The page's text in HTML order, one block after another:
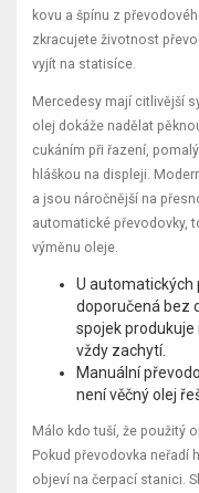
kovu a špínu z
zkracujete životnost
vyjít na statisíce.
Mercedesy mají citlivější
olej dokáže nadělat
cukáním při řazení,
hláškou na displeji.
a jsou náročnější na
automatické převodovky,
výměnu oleje.
U automatických
doporučená bez
spojek
vždy zachytí.
Manuální
není věčný olej
Málo kdo tuší, že použitý
Pokud převodovka neřadí
objeví na čerpací stanici.